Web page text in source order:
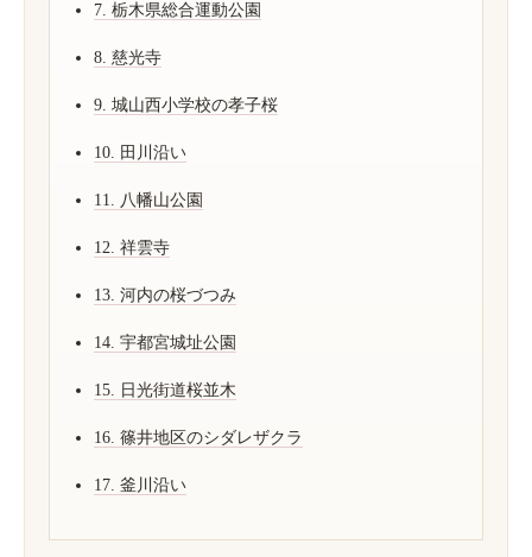
7. 栃木県総合運動公園
8. 慈光寺
9. 城山西小学校の孝子桜
10. 田川沿い
11. 八幡山公園
12. 祥雲寺
13. 河内の桜づつみ
14. 宇都宮城址公園
15. 日光街道桜並木
16. 篠井地区のシダレザクラ
17. 釜川沿い